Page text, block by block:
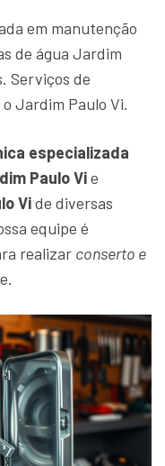
em manutenção
de água Jardim
Serviços de
Jardim Paulo Vi.
especializada
Paulo Vie
Vide diversas
equipe é
realizar conserto e